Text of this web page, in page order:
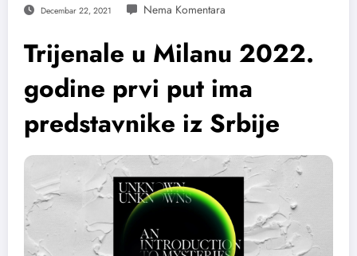
Decembar 22, 2021
Trijenale u Milanu 2022.
godine prvi put ima
predstavnike iz Srbije